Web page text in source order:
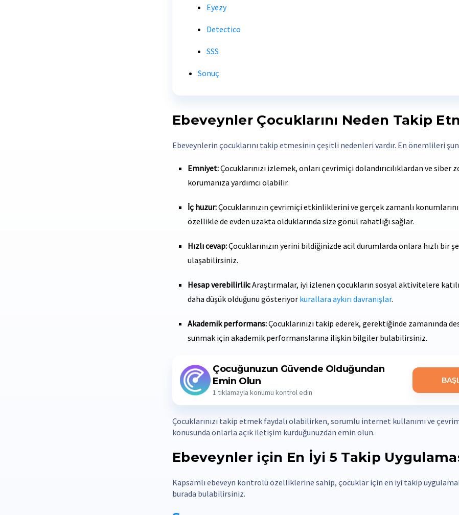
Eyezy
Detectico
SSS
Sonuç
Ebeveynler Çocuklarını Neden Takip
Ebeveynlerin çocuklarını takip etmesinin çeşitli nedenleri vardır. En önemlileri
Emniyet:Çocuklarınızı izlemek, onları çevrimiçi dolandırıcılıklardan ve siber
korumanıza yardımcı olabilir.
İç huzur:Çocuklarınızın çevrimiçi etkinliklerini ve gerçek zamanlı
özellikle de evden uzakta olduklarında size gönül rahatlığı sağlar.
Hızlı cevap:Çocuklarınızın yerini bildiğinizde acil durumlarda onlara hızlı bir
ulaşabilirsiniz.
Hesap verebilirlik:Araştırmalar, iyi izlenen çocukların sosyal aktivitelere
daha düşük olduğunu gösteriyor kurallara aykırı davranışlar.
Akademik performans:Çocuklarınızı takip ederek, gerektiğinde zamanında
sunmak için akademik performanslarına ilişkin bilgiler bulabilirsiniz.
Çocuğunuzun Güvende Olduğundan
Emin Olun
1 tıklamayla konumu kontrol edin
Çocuklarınızı takip etmek faydalı olabilirken, sorumlu internet kullanımı ve
konusunda onlarla açık iletişim kurduğunuzdan emin olun.
Ebeveynler için En İyi 5 Takip
Kapsamlı ebeveyn kontrolü özelliklerine sahip, çocuklar için en iyi takip
burada bulabilirsiniz.